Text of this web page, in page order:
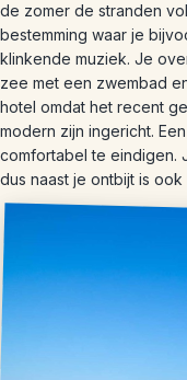
de zomer de stranden
bestemming waar je
klinkende muziek. Je
zee met een zwembad
hotel omdat het recent
modern zijn ingericht.
comfortabel te eindigen.
dus naast je ontbijt is